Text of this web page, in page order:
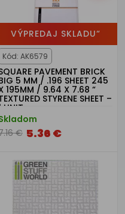
VÝPREDAJ SKLADU“
Kód: AK6579
PAVEMENT BRICK
5 MM / .196 SHEET 245
195MM / 9.64 X 7.68 “
STYRENE SHEET –
UNIT
€ 5.36 €